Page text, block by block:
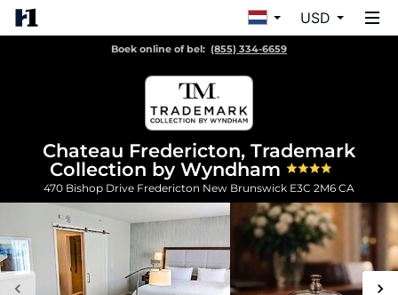
USD
Boek online of bel: (855) 334-6659
Chateau Fredericton, Trademark
Collection by Wyndham
470 Bishop Drive Fredericton New Brunswick E3C 2M6 CA